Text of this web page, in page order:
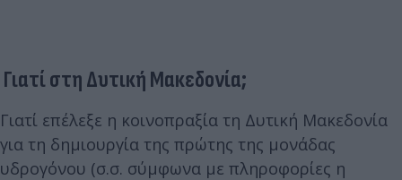
Γιατί στη Δυτική Μακεδονία;
Γιατί επέλεξε η κοινοπραξία τη Δυτική Μακεδονία
για τη δημιουργία της πρώτης της μονάδας
υδρογόνου (σ.σ. σύμφωνα με πληροφορίες η